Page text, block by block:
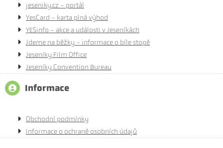
jeseniky.cz - portál
YesCard - karta plná výhod
YESinfo - akce a události v Jeseníkách
Jdeme na běžky - informace o bíle stopě
Jeseníky Film Office
Jeseníky Convention Bureau
Informace
Obchodní podmínky
Informace o ochraně osobních údajů